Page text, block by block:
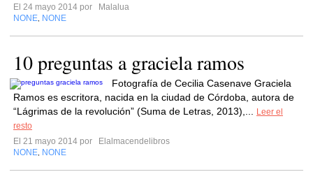
El 24 mayo 2014 por
Malalua
NONE NONE
10 preguntas a graciela ramos
Fotografía de Cecilia Casenave Graciela
Ramos es escritora, nacida en la ciudad de Córdoba, autora de
“Lágrimas de la revolución” (Suma de Letras, 2013),...
Leer el
resto
El 21 mayo 2014 por
Elalmacendelibros
NONE NONE